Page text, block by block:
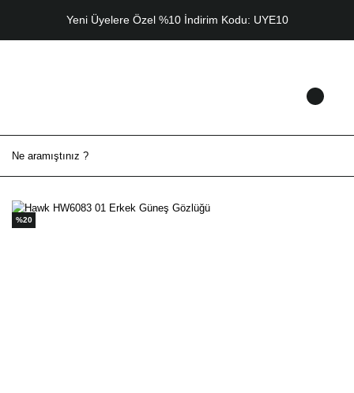
Yeni Üyelere Özel %10 İndirim Kodu: UYE10
%20